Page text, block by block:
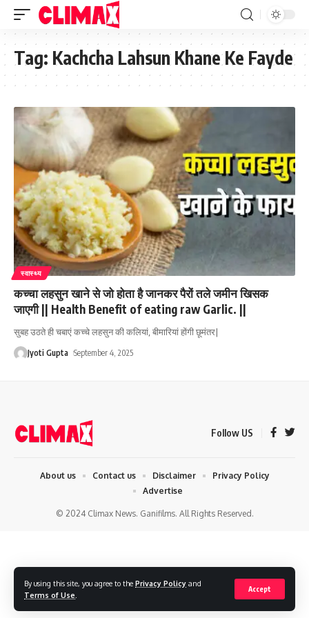
By using this site, you agree to the Privacy Policy and
Terms of Use
Accept
Tag: Kachcha Lahsun Khane Ke Fayde
स्वास्थ्य
कच्चा लहसुन खाने से जो होता है जानकर पैरों तले जमीन खिसक
जाएगी || Health Benefit of eating raw Garlic. ||
सुबह उठते ही चबाएं कच्चे लहसुन की कलियां, बीमारियां होंगी छूमंतर|
Jyoti Gupta September 4, 2025
Follow US
© 2024 Climax News. Ganifilms. All Rights Reserved.
About us Contact us Disclaimer
Privacy Policy
Advertise